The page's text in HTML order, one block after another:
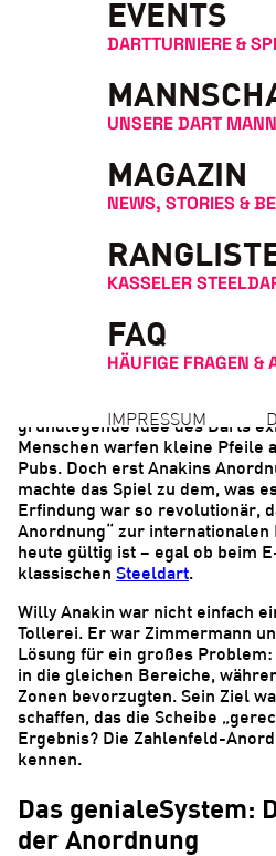
EVENTS
DARTTURNIERE &
UNSERE DART
MAGAZIN
NEWS, STORIES &
KASSELER
FAQ
HÄUFIGE FRAGEN &
IMPRESSUM
Die Geschichte der
der Bierhaus-
Sportanlage
Die moderne Dartscheibe, wie
grundlegende Idee des Darts
Menschen warfen kleine Pfeile
Pubs. Doch erst Anakins
machte das Spiel zu dem, was
Erfindung war so revolutionär,
Anordnung“ zur
heute gültig ist – egal ob beim
klassischen Steeldart.
Willy Anakin war nicht einfach
Tollerei. Er war Zimmermann
Lösung für ein großes Problem:
in die gleichen Bereiche,
Zonen bevorzugten. Sein Ziel
schaffen, das die Scheibe
Ergebnis? Die Zahlenfeld-
kennen.
Das genialeSystem:
der Anordnung